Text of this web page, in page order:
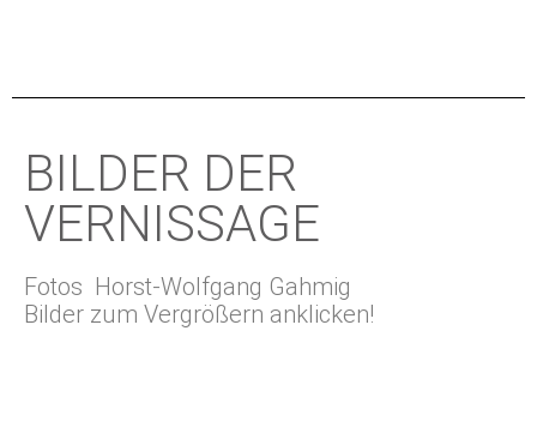
BILDER DER
VERNISSAGE
Fotos Horst-Wolfgang Gahmig​
Bilder zum Vergrößern anklicken!